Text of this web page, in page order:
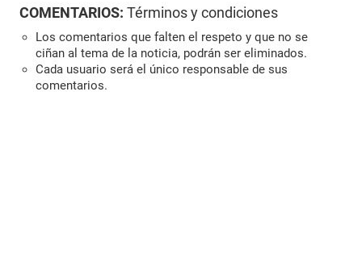
COMENTARIOS: Términos y condiciones
Los comentarios que falten el respeto y que no se
ciñan al tema de la noticia, podrán ser eliminados.
Cada usuario será el único responsable de sus
comentarios.